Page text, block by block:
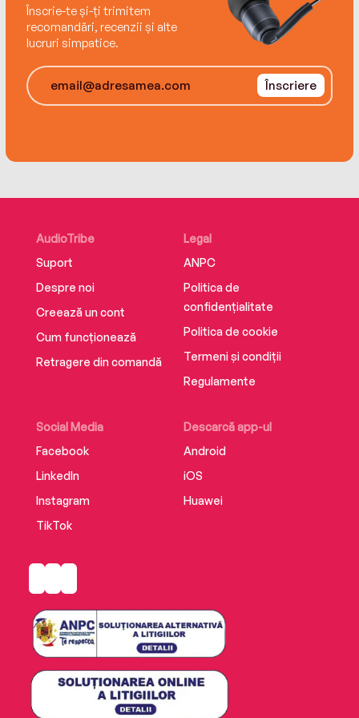
Înscrie-te și-ți trimitem
recomandări, recenzii și alte
lucruri simpatice.
Înscriere
AudioTribe
Suport
Despre noi
Creează un cont
Cum funcționează
Retragere din comandă
Social Media
Facebook
LinkedIn
Instagram
TikTok
Descarcă app-ul
Android
iOS
Huawei
Legal
ANPC
Politica de
confidențialitate
Politica de cookie
Termeni și condiții
Regulamente